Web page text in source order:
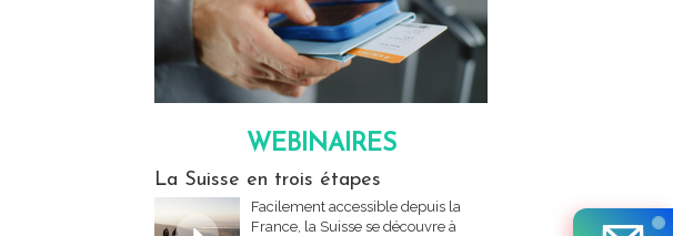
WEBINAIRES
La Suisse en trois étapes
Facilement accessible depuis la
France, la Suisse se découvre à